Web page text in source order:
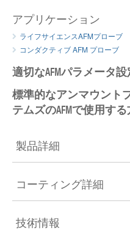
アプリケーション
ライフサイエンスAFMプローブ
コンダクティブ AFM プローブ
適切なAFMパラメータ
標準的なアンマウント
テムズのAFMで使用す
製品詳細
コーティング詳細
技術情報